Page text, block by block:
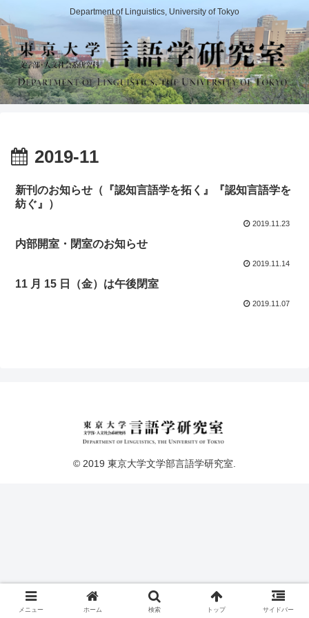
Department of Linguistics, University of Tokyo
2019-11
新刊のお知らせ（『認知言語学を拓く』『認知言語学を
紡ぐ』）
2019.11.23
内部開室・閉室のお知らせ
2019.11.14
11 月 15 日（金）は午後閉室
2019.11.07
© 2019 東京大学文学部言語学研究室.
メニュー ホーム 検索 トップ サイドバー